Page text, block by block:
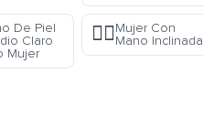
De Piel
Claro
Mujer
💁‍♀️Mujer Con
Mano Inclinada